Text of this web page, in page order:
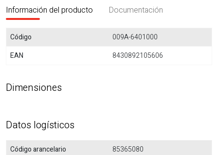
Información del producto Documentación
Código
009A-6401000
EAN
8430892105606
Dimensiones
Datos logísticos
Código arancelario
85365080